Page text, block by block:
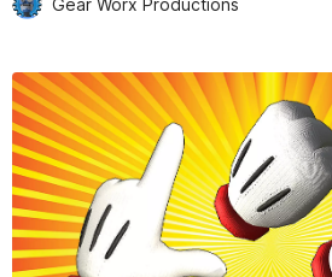
Gear Worx Productions
当前幻灯片：1 / 5